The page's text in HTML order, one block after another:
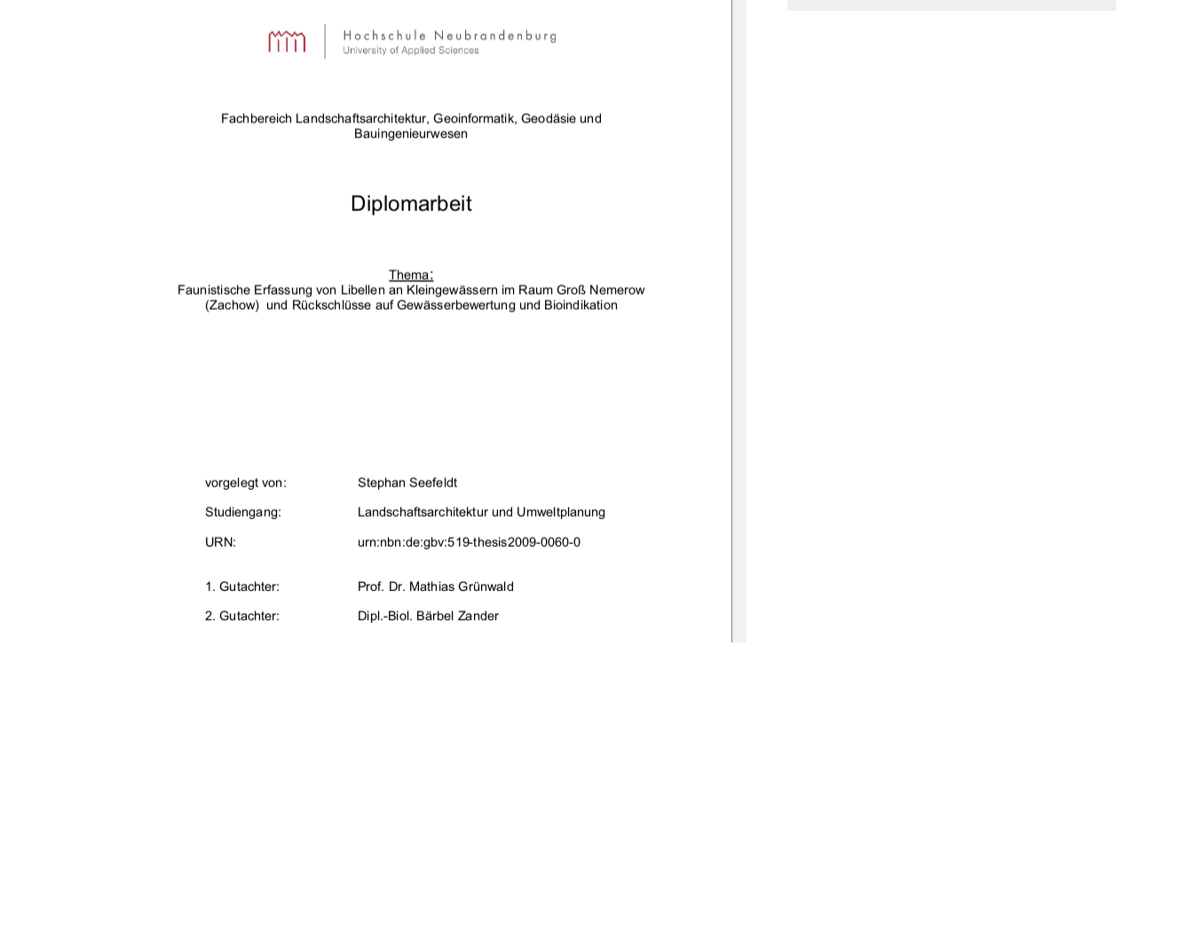
)DFKEHUHLFK/DQGVFKDIWVDUFKLWHNWXU*HRLQIRUPDWLN*HRGlVLHXQG
%DXLQJHQLHXUZHVHQ
'LSORPDUEHLW
7KHPD 
)DXQLVWLVFKH (UIDVVXQJYRQ/LEHOOHQDQ.OHLQJHZlVVHUQ LP5DXP*UR1HPHURZ
=DF
KRZXQG5FNVFKOVVHDXI*HZlVVHUEHZHUWXQJXQG%LRLQGLNDWLRQ
YRUJHOHJWYRQ 6WHSKDQ6HHIHOGW
6WXGLHQJDQJ /DQGVFKDIWVDUFKLWHNWXUXQG8PZHOWSODQXQJ
851 XUQQEQGHJEYWKHVLV
*XWDFKWHU 3URI'U0DWKLDV*UQZDOG
*XWDFKWHU 'LSO%LRO%lUEHO=DQGHU